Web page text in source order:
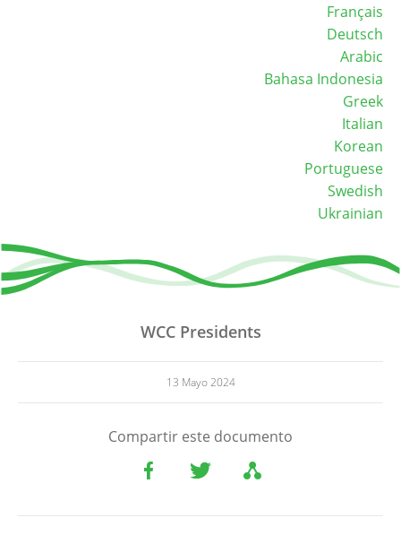
Français
Deutsch
Arabic
Bahasa Indonesia
Greek
Italian
Korean
Portuguese
Swedish
Ukrainian
WCC Presidents
13 Mayo 2024
Compartir este documento